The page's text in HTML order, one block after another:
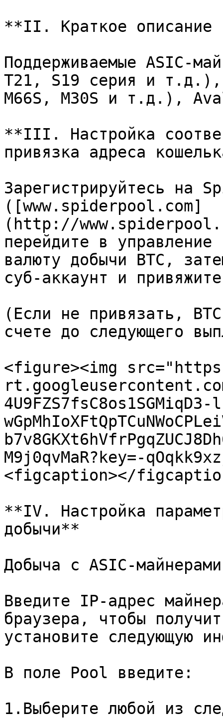
**II. Краткое описание
Поддерживаемые ASIC-
T21, S19 серия и т.д.),
M66S, M30S и т.д.),
**III. Настройка
привязка адреса
Зарегистрируйтесь на
([www.spiderpool.com]
(http://
перейдите в
валюту добычи BTC,
суб-аккаунт и
(Если не привязать,
счете до следующего
<figure><img
M9j0qvMaR?key=-
<figcaption></
**IV. Настройка
добычи**
Добыча с ASIC-майнерами
Введите IP-адрес
браузера, чтобы
установите следующую
В поле Pool введите:
1.Выберите любой из